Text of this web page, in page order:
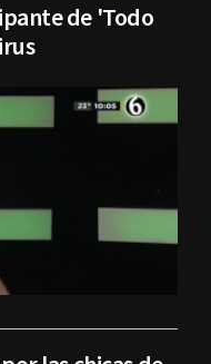
de 'Todo